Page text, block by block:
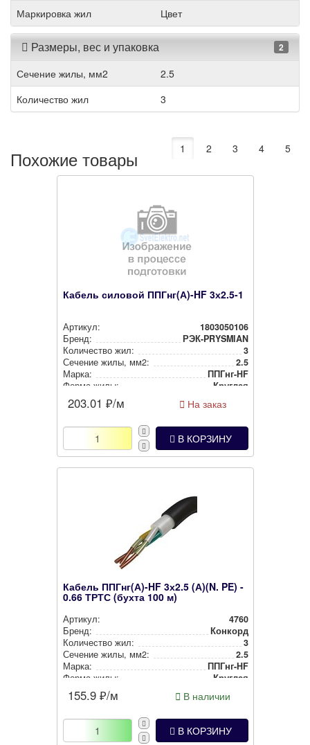
Маркировка жил Цвет
Размеры, вес и упаковка 2
Сечение жилы, мм2
2.5
Количество жил
3
Похожие товары 1 2 3 4 5
Кабель силовой ППГнг(А)-HF 3х2.5-1
Артикул:
1803050106
Бренд:
РЭК-PRYSMIAN
Количество жил:
3
Сечение жилы, мм2:
2.5
Марка:
ППГнг-HF
Форма жилы:
Круглая
203.01 ₽/м На заказ
В КОРЗИНУ
Кабель ППГнг(А)-HF 3х2.5 (А)(N. PE) -
0.66 ТРТС (бухта 100 м)
Артикул:
4760
Бренд:
Конкорд
Количество жил:
3
Сечение жилы, мм2:
2.5
Марка:
ППГнг-HF
Форма жилы:
Круглая
155.9 ₽/м В наличии
В КОРЗИНУ